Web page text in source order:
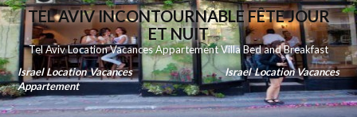
TEL AVIV INCONTOURNABLE FÊTE JOUR
ET NUIT
Tel Aviv Location Vacances Appartement Villa Bed and Breakfast
Israel Location Vacances
Israel Location Vacances
Appartement